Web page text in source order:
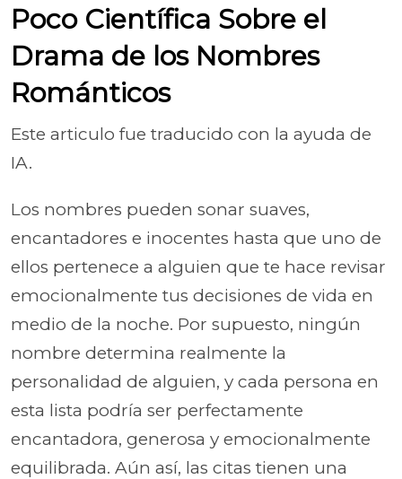
Poco Científica Sobre el
Drama de los Nombres
Románticos
Este articulo fue traducido con la ayuda de
IA.
Los nombres pueden sonar suaves,
encantadores e inocentes hasta que uno de
ellos pertenece a alguien que te hace revisar
emocionalmente tus decisiones de vida en
medio de la noche. Por supuesto, ningún
nombre determina realmente la
personalidad de alguien, y cada persona en
esta lista podría ser perfectamente
encantadora, generosa y emocionalmente
equilibrada. Aún así, las citas tienen una